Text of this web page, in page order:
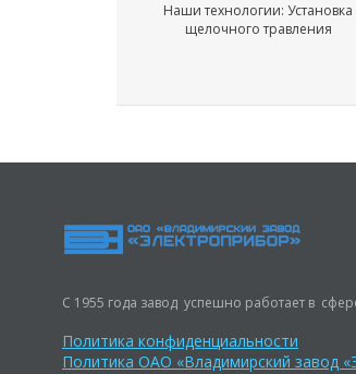
Наши технологии: Установка
щелочного травления
С 1955 года завод успешно работает в
Политика конфиденциальности
Политика ОАО «Владимирский завод